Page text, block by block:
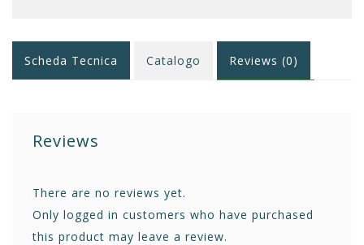
Reviews (0)
Scheda Tecnica Catalogo
Reviews
There are no reviews yet.
Only logged in customers who have purchased
this product may leave a review.